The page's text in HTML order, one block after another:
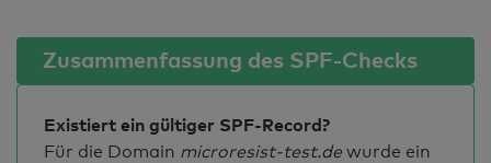
Zusammenfassung des SPF-Checks
Existiert ein gültiger SPF-Record?
Für die Domain microresist-test.de wurde ein